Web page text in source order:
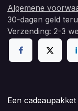
Algemene
30-dagen geld
Verzending: 2-3
Een